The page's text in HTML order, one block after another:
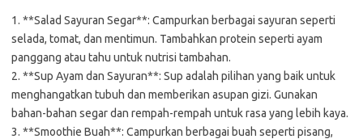
1. **Salad Sayuran Segar**: Campurkan berbagai sayuran seperti
selada, tomat, dan mentimun. Tambahkan protein seperti ayam
panggang atau tahu untuk nutrisi tambahan.
2. **Sup Ayam dan Sayuran**: Sup adalah pilihan yang baik untuk
menghangatkan tubuh dan memberikan asupan gizi. Gunakan
bahan-bahan segar dan rempah-rempah untuk rasa yang lebih kaya.
3. **Smoothie Buah**: Campurkan berbagai buah seperti pisang,